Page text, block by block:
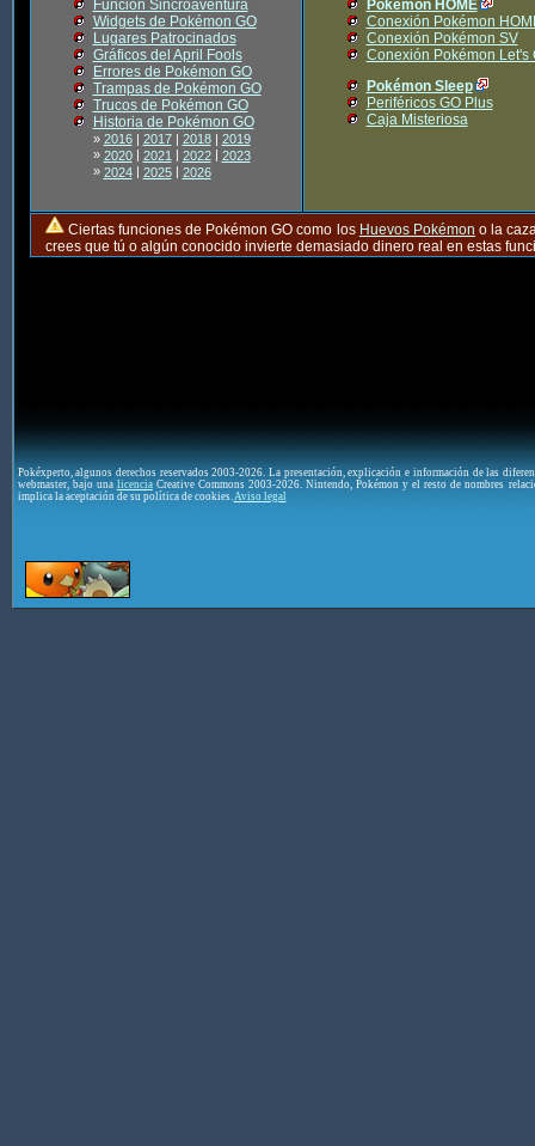
Función Sincroaventura
Widgets de Pokémon GO
Lugares Patrocinados
Gráficos del April Fools
Errores de Pokémon GO
Trampas de Pokémon GO
Trucos de Pokémon GO
Historia de Pokémon GO
» 2016| 2017| 2018| 2019
» 2020| 2021| 2022| 2023
» 2024| 2025| 2026
Pokémon HOME
Conexión Pokémon
Conexión Pokémon SV
Conexión Pokémon Let's
Pokémon Sleep
Periféricos GO Plus
Caja Misteriosa
Ciertas funciones de Pokémon GO como los Huevos Pokémon o la
crees que tú o algún conocido invierte demasiado dinero real en estas
Pokéxperto, algunos derechos reservados 2003-2026. La presentación, explicación e información de las
webmaster, bajo una licenciaCreative Commons 2003-2026. Nintendo, Pokémon y el resto de nombres
implica la aceptación de su política de cookies. Aviso legal